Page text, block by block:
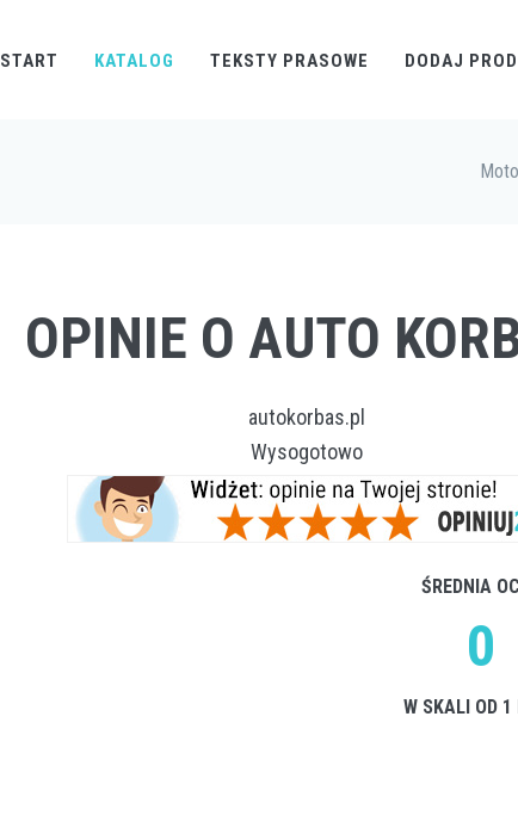
START KATALOG TEKSTY PRASOWE DODAJ
OPINIE O AUTO
autokorbas.pl
Wysogotowo
ŚREDNIA
0
W SKALI OD 1